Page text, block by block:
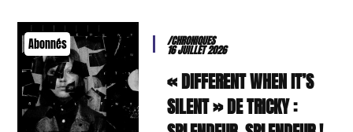
Abonnés /CHRONIQUES
16 JUILLET 2026
« DIFFERENT WHEN IT’S
SILENT » DE TRICKY :